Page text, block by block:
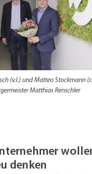
(v.l.) und Matteo Stockmann
Matthias Renschler
denken